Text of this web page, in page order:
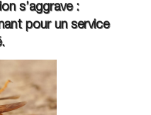
s’aggrave :
pour un service